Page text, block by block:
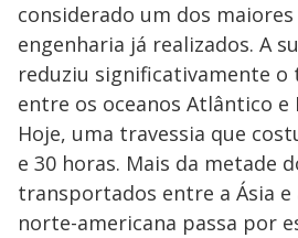
considerado um dos maiores
engenharia já realizados. A
reduziu significativamente o
entre os oceanos Atlântico e
Hoje, uma travessia que
e 30 horas. Mais da metade
transportados entre a Ásia e
norte-americana passa por